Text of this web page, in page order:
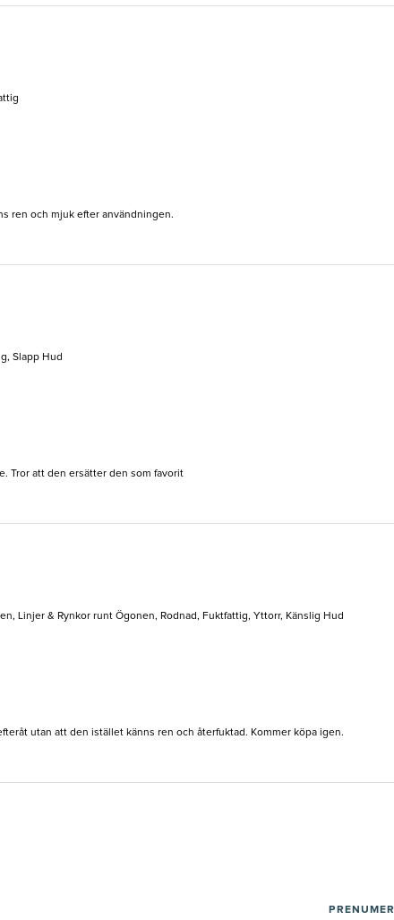
ren och mjuk efter användningen.
Slapp Hud
Tror att den ersätter den som favorit
Linjer & Rynkor runt Ögonen, Rodnad, Fuktfattig, Yttorr, Känslig Hud
utan att den istället känns ren och återfuktad. Kommer köpa igen.